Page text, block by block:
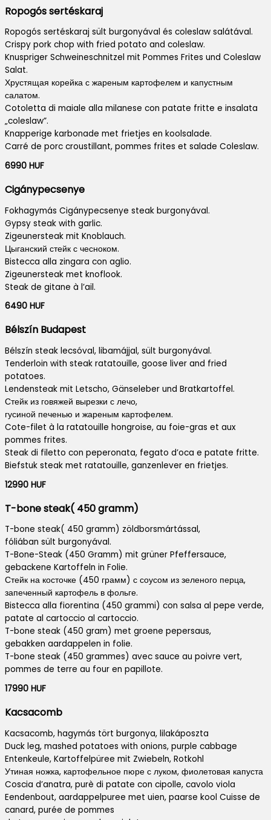
Ropogós sertéskaraj
Ropogós sertéskaraj sült burgonyával és coleslaw salátával.
Crispy pork chop with fried potato and coleslaw.
Knuspriger Schweineschnitzel mit Pommes Frites und Coleslaw
Salat.
Хрустящая корейка с жареным картофелем и капустным
салатом.
Cotoletta di maiale alla milanese con patate fritte e insalata
„coleslaw”.
Knapperige karbonade met frietjes en koolsalade.
Carré de porc croustillant, pommes frites et salade Coleslaw.
6990 HUF
Cigánypecsenye
Fokhagymás Cigánypecsenye steak burgonyával.
Gypsy steak with garlic.
Zigeunersteak mit Knoblauch.
Цыганский стейк с чесноком.
Bistecca alla zingara con aglio.
Zigeunersteak met knoflook.
Steak de gitane à l’ail.
6490 HUF
Bélszín Budapest
Bélszín steak lecsóval, libamájjal, sült burgonyával.
Tenderloin with steak ratatouille, goose liver and fried
potatoes.
Lendensteak mit Letscho, Gänseleber und Bratkartoffel.
Стейк из говяжей вырезки с лечо,
гусиной печенью и жареным картофелем.
Cote-filet à la ratatouille hongroise, au foie-gras et aux
pommes frites.
Steak di filetto con peperonata, fegato d’oca e patate fritte.
Biefstuk steak met ratatouille, ganzenlever en frietjes.
12990 HUF
T-bone steak( 450 gramm)
T-bone steak( 450 gramm) zöldborsmártással,
fóliában sült burgonyával.
T-Bone-Steak (450 Gramm) mit grüner Pfeffersauce,
gebackene Kartoffeln in Folie.
Стейк на косточке (450 грамм) с соусом из зеленого перца,
запеченный картофель в фольге.
Bistecca alla fiorentina (450 grammi) con salsa al pepe verde,
patate al cartoccio al cartoccio.
T-bone steak (450 gram) met groene pepersaus,
gebakken aardappelen in folie.
T-bone steak (450 grammes) avec sauce au poivre vert,
pommes de terre au four en papillote.
17990 HUF
Kacsacomb
Kacsacomb, hagymás tört burgonya, lilakáposzta
Duck leg, mashed potatoes with onions, purple cabbage
Entenkeule, Kartoffelpüree mit Zwiebeln, Rotkohl
Утиная ножка, картофельное пюре с луком, фиолетовая капуста
Coscia d’anatra, purè di patate con cipolle, cavolo viola
Eendenbout, aardappelpuree met uien, paarse kool Cuisse de
canard, purée de pommes